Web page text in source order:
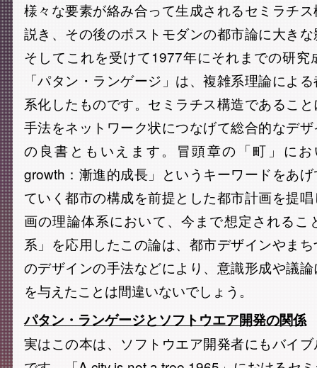
様々な要素が絡み合って生成されるセミラチ
説き、その後のポストモダンの都市論に大き
そしてこれを受けて1977年にそれまでの研究
「パタン・ランゲージ」は、複雑系理論によ
系化したものです。セミラチス構造であるこ
手法をネットワーク状につなげて総合的なデ
の良書ともいえます。冒頭章の「町」にお
growth：漸進的成長」というキーワードをあ
ていく都市の構成を前提とした都市計画を提
画の理論体系において、今まで想定されるこ
系」を応用したこの論は、都市デザインやま
のデザインの手法などにより、意識形成や議
を与えたことは間違いないでしょう。
パタン・ランゲージとソフトウエア開発の関係
実はこの本は、ソフトウエア開発者にもバイ